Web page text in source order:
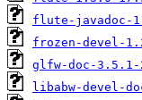
flute-javadoc-
frozen-devel-
glfw-doc-3.5.1-
libabw-devel-